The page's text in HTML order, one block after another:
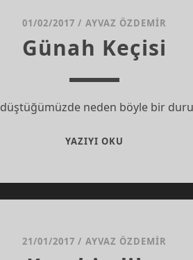
01/02/2017 / AYVAZ ÖZDEMIR
Günah Keçisi
neden böyle bir
YAZIYI OKU
21/01/2017 / AYVAZ ÖZDEMIR